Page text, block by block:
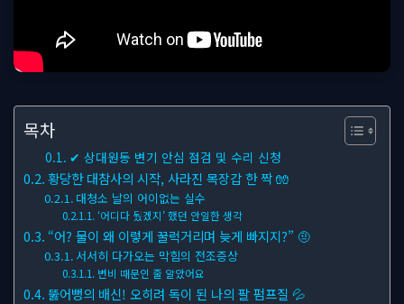
목차
✔ 상대원동 변기 안심 점검 및 수리 신청
황당한 대참사의 시작, 사라진 목장갑 한 짝 🧤
대청소 날의 어이없는 실수
‘어디다 뒀겠지’ 했던 안일한 생각
“어? 물이 왜 이렇게 꿀럭거리며 늦게 빠지지?” 🤨
서서히 다가오는 막힘의 전조증상
변비 때문인 줄 알았어요
뚫어뻥의 배신! 오히려 독이 된 나의 팔 펌프질 💦